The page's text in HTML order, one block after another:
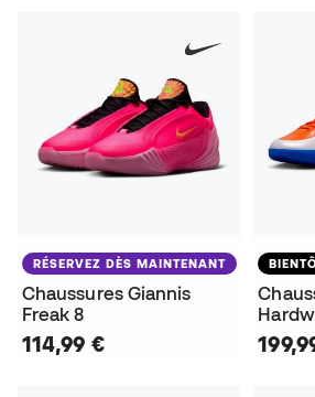
RÉSERVEZ DÈS MAINTENANT
Chaussures Giannis
Freak 8
114,99 €